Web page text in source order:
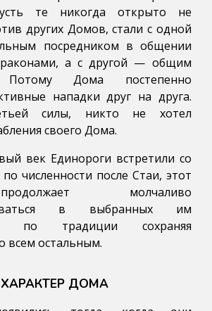
те никогда открыто не
других Домов, стали с одной
посредником в общении
а с другой — общим
Потому Дома постепенно
нападки друг на друга.
силы, никто не хотел
своего Дома.
век Единороги встретили со
численности после Стаи, этот
молчаливо
в выбранных им
по традиции сохраняя
всем остальным.
ХАРАКТЕР ДОМА